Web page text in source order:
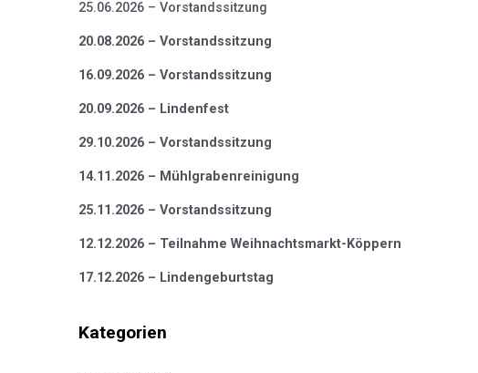
25.06.2026 – Vorstandssitzung
20.08.2026 – Vorstandssitzung
16.09.2026 – Vorstandssitzung
20.09.2026 – Lindenfest
29.10.2026 – Vorstandssitzung
14.11.2026 – Mühlgrabenreinigung
25.11.2026 – Vorstandssitzung
12.12.2026 – Teilnahme Weihnachtsmarkt-Köppern
17.12.2026 – Lindengeburtstag
Kategorien